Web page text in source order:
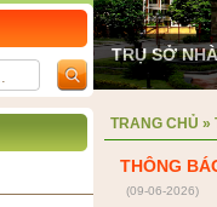
TRỤ SỞ
TRANG CHỦ »
THÔNG
(09-06-2026)